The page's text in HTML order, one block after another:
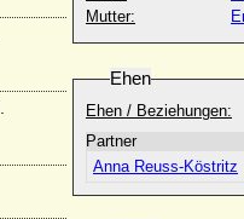
Mutter:
Ehen
Ehen / Beziehungen:
Partner
Anna Reuss-Köstritz